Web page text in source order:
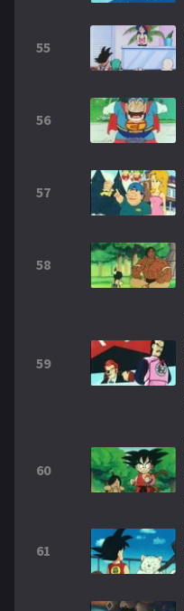
55
56
57
58
59
60
61